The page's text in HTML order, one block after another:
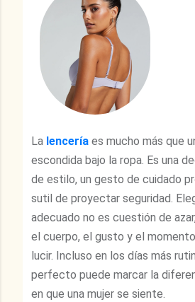
La lencería es mucho más que
escondida bajo la ropa. Es una
de estilo, un gesto de cuidado
sutil de proyectar seguridad.
adecuado no es cuestión de
el cuerpo, el gusto y el
lucir. Incluso en los días más
perfecto puede marcar la
en que una mujer se siente.